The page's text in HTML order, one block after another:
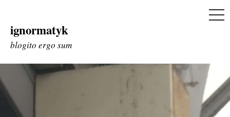
Skip
to
ignormatyk
blogito ergo sum